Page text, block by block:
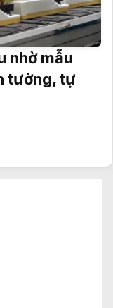
nhờ mẫu
tường, tự